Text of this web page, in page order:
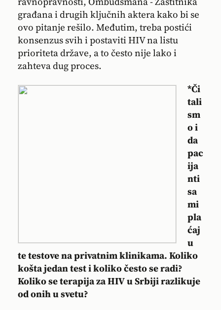
građana i drugih ključnih aktera kako bi se
ovo pitanje rešilo. Međutim, treba postići
konsenzus svih i postaviti HIV na listu
prioriteta države, a to često nije lako i
zahteva dug proces.
*Či
tali
sm
o i
da
pac
ija
nti
sa
mi
pla
ćaj
u
te testove na privatnim klinikama. Koliko
košta jedan test i koliko često se radi?
Koliko se terapija za HIV u Srbiji razlikuje
od onih u svetu?